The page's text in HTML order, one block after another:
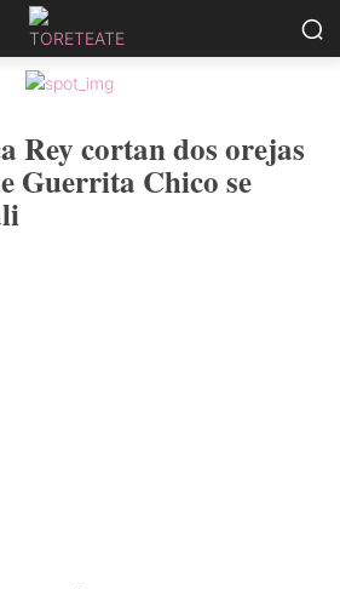
Rey cortan dos orejas
Guerrita Chico se